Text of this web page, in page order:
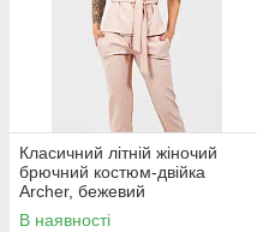
Класичний літній жіночий
брючний костюм-двійка
Archer, бежевий
В наявності